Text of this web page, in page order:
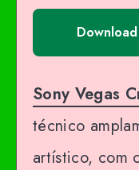
Sony Vegas
técnico
artístico, com